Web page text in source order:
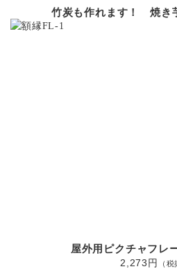
竹炭も作れます！ 焼き
屋外用ピクチャフ
2,273円
（税